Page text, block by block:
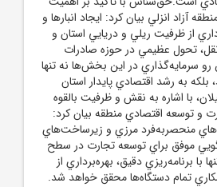
آزاد انزلي بيان کرد: ايجاد انبارها و
از ظرفيت ريلي و دريايي استان و
تحول عظيمي در حوزه صادرات
رو سرمايه‌گذاري در اين بخش‌ها نه تنها
به رشد اقتصادي پايدار استان
با اشاره به نقش و ظرفيت بالقوه
و توسعه اقتصادي منطقه بيان کرد:
منحصربه‌فرد مرزي و زيرساخت‌هاي
موفق براي توسعه تجارت در سطح
با برنامه‌ريزي دقيق، بهره‌برداري از
تمام دستگاه‌ها محقق خواهد شد.